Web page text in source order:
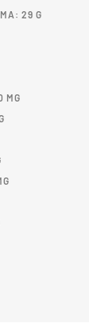
29 G
MG